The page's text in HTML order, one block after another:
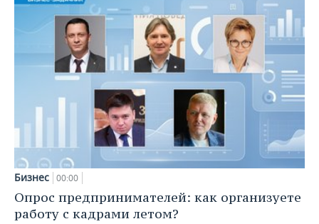
Бизнес 00:00
Опрос предпринимателей: как организуете
работу с кадрами летом?